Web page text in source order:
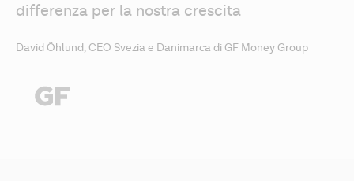
differenza per la nostra crescita
David Öhlund, CEO Svezia e Danimarca di GF Money Group